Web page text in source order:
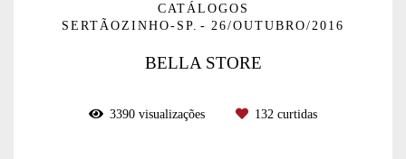
CATÁLOGOS
SERTÃOZINHO-SP.
26/OUTUBRO/2016
BELLA STORE
3390 visualizações 132 curtidas